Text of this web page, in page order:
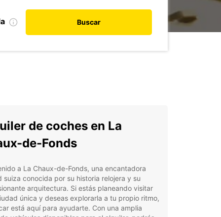
Buscar
de coches en La
de-Fonds
a La Chaux-de-Fonds, una encantadora
suiza conocida por su historia relojera y su
arquitectura. Si estás planeando visitar
única y deseas explorarla a tu propio ritmo,
está aquí para ayudarte. Con una amplia